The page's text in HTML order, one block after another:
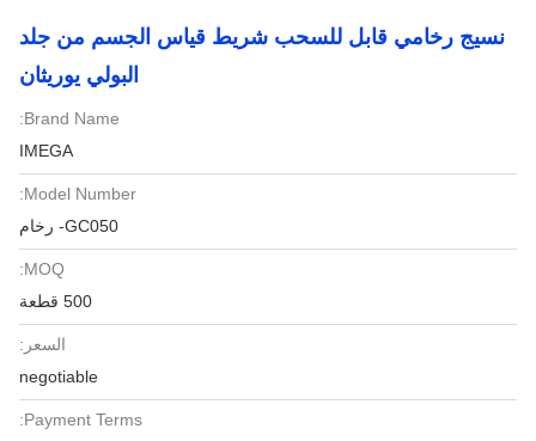
نسيج رخامي قابل للسحب شريط قياس الجسم من جلد
البولي يوريثان
Brand Name:
IMEGA
Model Number:
GC050- رخام
MOQ:
500 قطعة
السعر:
negotiable
Payment Terms: